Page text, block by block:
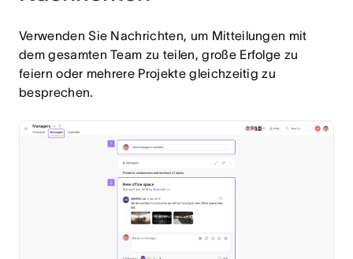
Verwenden Sie Nachrichten, um Mitteilungen mit
dem gesamten Team zu teilen, große Erfolge zu
feiern oder mehrere Projekte gleichzeitig zu
besprechen.